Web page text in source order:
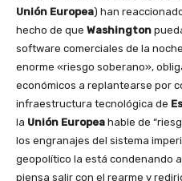
Unión Europea) han
hecho de que Washington
software comerciales de la
enorme «riesgo soberano»,
económicos a replantearse por
infraestructura tecnológica de
la Unión Europea hable de
los engranajes del sistema
geopolítico la está condenando
piensa salir con el rearme y